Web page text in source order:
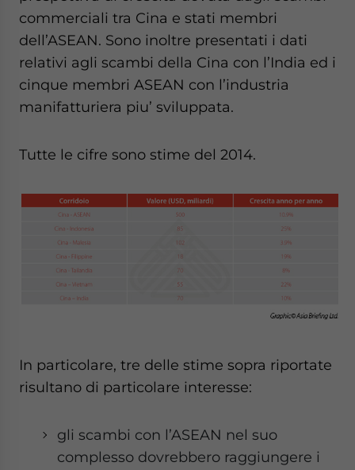
commerciali tra Cina e stati membri
dell’ASEAN. Sono inoltre presentati i dati
relativi agli scambi della Cina con l’India ed i
cinque membri ASEAN con l’industria
manifatturiera piu’ sviluppata.
Tutte le cifre sono stime del 2014.
In particolare, tre delle stime sopra riportate
risultano di particolare interesse:
gli scambi con l’ASEAN nel suo
complesso dovrebbero raggiungere i
- case sensitive